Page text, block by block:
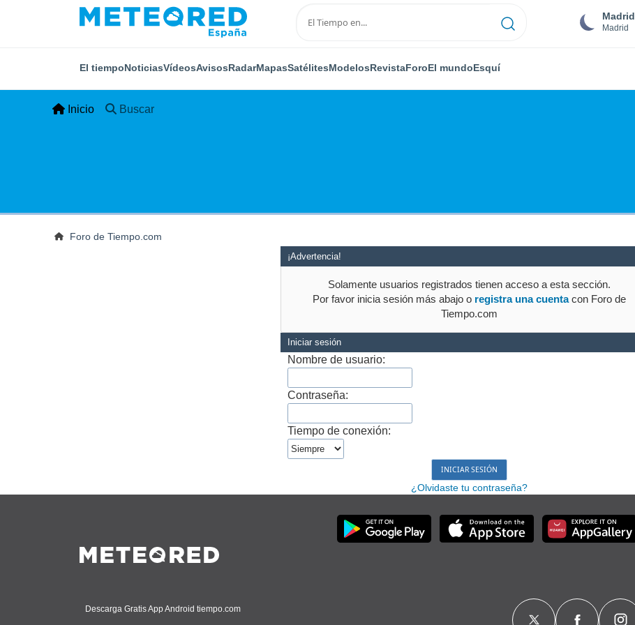
Madrid
Madrid
El tiempoNoticiasVídeosAvisosRadarMapasSatélitesModelosRevistaForoEl mundoEsquí
Inicio Buscar
Foro de Tiempo.com
¡Advertencia!
Solamente usuarios registrados tienen acceso a esta sección.
Por favor inicia sesión más abajo o registra una cuentacon Foro de
Tiempo.com
Iniciar sesión
Nombre de usuario:
Contraseña:
Tiempo de conexión:
¿Olvidaste tu contraseña?
Descarga Gratis App Android tiempo.com